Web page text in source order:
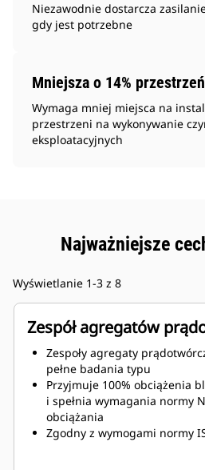
Niezawodnie dostarcza
gdy jest potrzebne
Mniejsza o 14%
Wymaga mniej miejsca na
przestrzeni na wykonywanie
eksploatacyjnych
Najważniejsze
Wyświetlanie 1-3 z 8
Zespół agregatów
Zespoły agregaty
pełne badania typu
Przyjmuje 100% obciążenia
i spełnia wymagania normy
obciążania
Zgodny z wymogami normy